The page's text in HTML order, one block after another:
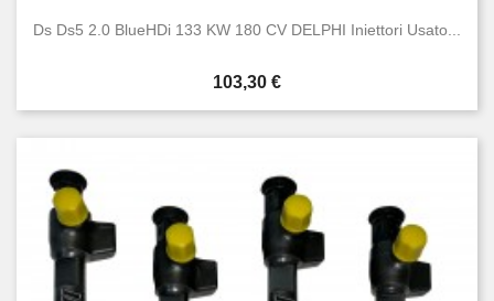
Ds Ds5 2.0 BlueHDi 133 KW 180 CV DELPHI Iniettori Usato...
Prezzo
103,30 €